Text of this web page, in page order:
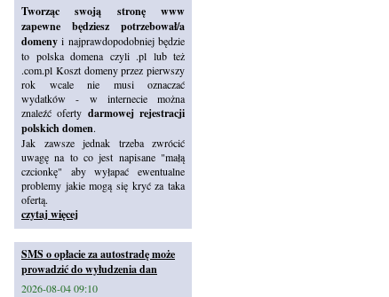
Tworząc swoją stronę www
zapewne będziesz potrzebował/a
domeny i najprawdopodobniej będzie
to polska domena czyli .pl lub też
.com.pl Koszt domeny przez pierwszy
rok wcale nie musi oznaczać
wydatków - w internecie można
znaleźć oferty darmowej rejestracji
polskich domen.
Jak zawsze jednak trzeba zwrócić
uwagę na to co jest napisane "małą
czcionkę" aby wyłapać ewentualne
problemy jakie mogą się kryć za taka
ofertą.
czytaj więcej
SMS o opłacie za autostradę może
prowadzić do wyłudzenia dan
2026-08-04 09:10